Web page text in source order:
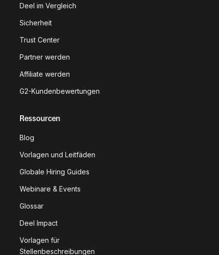
Deel im Vergleich
Sicherheit
Trust Center
Partner werden
Affiliate werden
G2-Kundenbewertungen
Ressourcen
Blog
Vorlagen und Leitfäden
Globale Hiring Guides
Webinare & Events
Glossar
Deel Impact
Vorlagen für
Stellenbeschreibungen